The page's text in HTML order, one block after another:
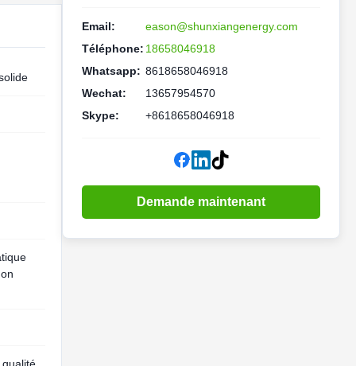
Email:
eason@shunxiangenergy.com
Téléphone: 18658046918
Whatsapp: 8618658046918
Wechat:
13657954570
Skype:
+8618658046918
Demande maintenant